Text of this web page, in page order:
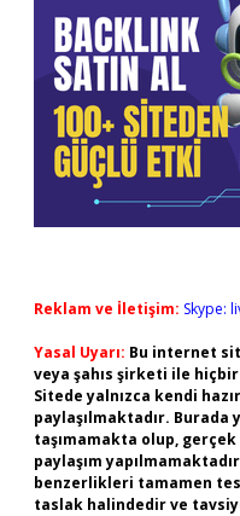
Reklam ve İletişim: Skype:
Yasal Uyarı: Bu internet
veya şahıs şirketi ile
Sitede yalnızca kendi
paylaşılmaktadır.
taşımamakta olup,
paylaşım
benzerlikleri tamamen
taslak halindedir ve